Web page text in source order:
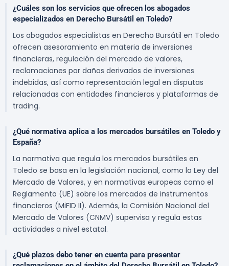
¿Cuáles son los servicios que ofrecen los abogados
especializados en Derecho Bursátil en Toledo?
Los abogados especialistas en Derecho Bursátil en Toledo
ofrecen asesoramiento en materia de inversiones
financieras, regulación del mercado de valores,
reclamaciones por daños derivados de inversiones
indebidas, así como representación legal en disputas
relacionadas con entidades financieras y plataformas de
trading.
¿Qué normativa aplica a los mercados bursátiles en Toledo y
España?
La normativa que regula los mercados bursátiles en
Toledo se basa en la legislación nacional, como la Ley del
Mercado de Valores, y en normativas europeas como el
Reglamento (UE) sobre los mercados de instrumentos
financieros (MiFID II). Además, la Comisión Nacional del
Mercado de Valores (CNMV) supervisa y regula estas
actividades a nivel estatal.
¿Qué plazos debo tener en cuenta para presentar